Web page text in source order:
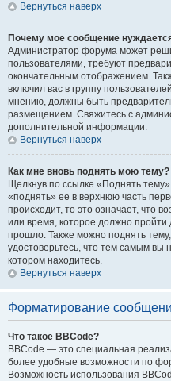
Вернуться наверх
Почему мое сообщение
Администратор форума может
пользователями, требуют
окончательным отображением.
включил вас в группу
мнению, должны быть
размещением. Свяжитесь с
дополнительной информации.
Вернуться наверх
Как мне вновь поднять мою тему?
Щелкнув по ссылке «Поднять
«поднять» ее в верхнюю часть
происходит, то это означает, что
или время, которое должно
прошло. Также можно поднять
удостоверьтесь, что тем самым
котором находитесь.
Вернуться наверх
Форматирование
Что такое BBCode?
BBCode — это специальная
более удобные возможности по
Возможность использования